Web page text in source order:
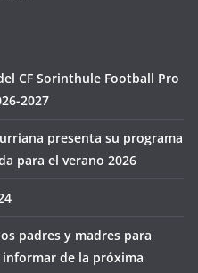
CF Sorinthule Football Pro
2027
presenta su programa
para el verano 2026
padres y madres para
de la próxima